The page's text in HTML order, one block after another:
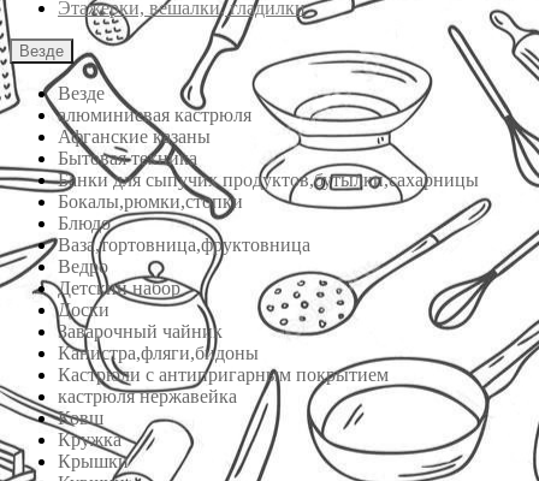
Этажерки, вешалки, гладилки
Везде
Везде
алюминиевая кастрюля
Афганские казаны
Бытовая техника
Банки для сыпучих продуктов,бутылки,сахарницы
Бокалы,рюмки,стопки
Блюдо
Ваза,тортовница,фруктовница
Ведро
Детский набор
Доски
Заварочный чайник
Канистра,фляги,бидоны
Кастрюли с антипригарным покрытием
кастрюля нержавейка
Ковш
Кружка
Крышки